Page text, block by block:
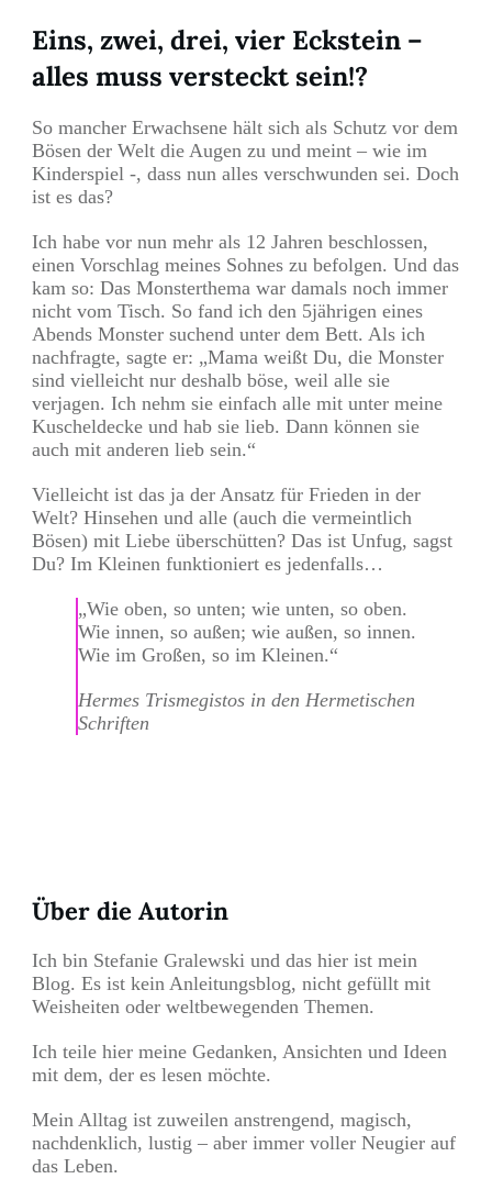
Eins, zwei, drei, vier Eckstein –
alles muss versteckt sein!?
So mancher Erwachsene hält sich als Schutz vor dem
Bösen der Welt die Augen zu und meint – wie im
Kinderspiel -, dass nun alles verschwunden sei. Doch
ist es das?
Ich habe vor nun mehr als 12 Jahren beschlossen,
einen Vorschlag meines Sohnes zu befolgen. Und das
kam so: Das Monsterthema war damals noch immer
nicht vom Tisch. So fand ich den 5jährigen eines
Abends Monster suchend unter dem Bett. Als ich
nachfragte, sagte er: „Mama weißt Du, die Monster
sind vielleicht nur deshalb böse, weil alle sie
verjagen. Ich nehm sie einfach alle mit unter meine
Kuscheldecke und hab sie lieb. Dann können sie
auch mit anderen lieb sein.“
Vielleicht ist das ja der Ansatz für Frieden in der
Welt? Hinsehen und alle (auch die vermeintlich
Bösen) mit Liebe überschütten? Das ist Unfug, sagst
Du? Im Kleinen funktioniert es jedenfalls…
„Wie oben, so unten; wie unten, so oben.
Wie innen, so außen; wie außen, so innen.
Wie im Großen, so im Kleinen.“
Hermes Trismegistos in den Hermetischen
Schriften
Über die Autorin
Ich bin Stefanie Gralewski und das hier ist mein
Blog. Es ist kein Anleitungsblog, nicht gefüllt mit
Weisheiten oder weltbewegenden Themen.
Ich teile hier meine Gedanken, Ansichten und Ideen
mit dem, der es lesen möchte.
Mein Alltag ist zuweilen anstrengend, magisch,
nachdenklich, lustig – aber immer voller Neugier auf
das Leben.